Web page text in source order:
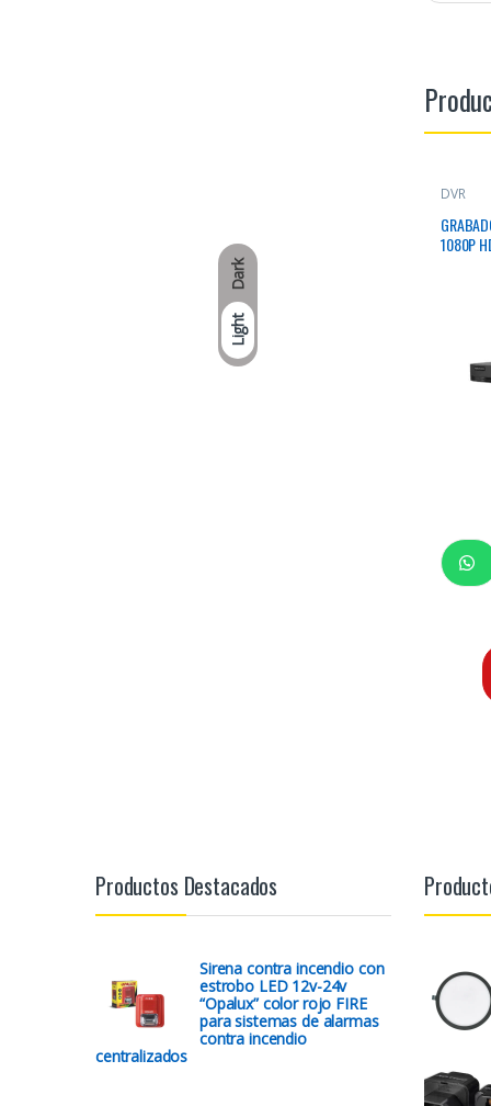
Dark
Light
DVR
1080P
Productos Destacados
Sirena contra incendio con
estrobo LED 12v-24v
“Opalux” color rojo FIRE
para sistemas de alarmas
contra incendio
centralizados